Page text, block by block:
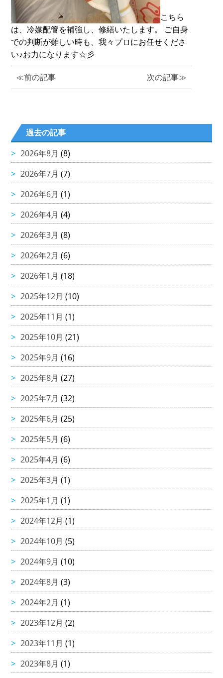
こちら
は、冷媒配管を補強し、修繕いたします。 ご自身
での判断が難しい時も、我々プロにお任せくださ
い♪お力になります☆彡
≪前の記事 次の記事≫
過去の記事
2026年8月 (8)
2026年7月 (7)
2026年6月 (1)
2026年4月 (4)
2026年3月 (8)
2026年2月 (6)
2026年1月 (18)
2025年12月 (10)
2025年11月 (1)
2025年10月 (21)
2025年9月 (16)
2025年8月 (27)
2025年7月 (32)
2025年6月 (25)
2025年5月 (6)
2025年4月 (6)
2025年3月 (1)
2025年1月 (1)
2024年12月 (1)
2024年10月 (5)
2024年9月 (10)
2024年8月 (3)
2024年2月 (1)
2023年12月 (2)
2023年11月 (1)
2023年8月 (1)